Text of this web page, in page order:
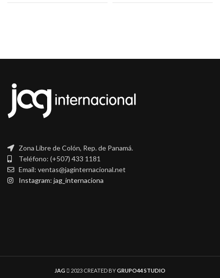
Zona Libre de Colón, Rep. de Panamá.
Teléfono: (+507) 433 1181
Email: ventas@jaginternacional.net
Instagram: jag_internaciona
JAG 2023 CREATED BYGRUPO44 STUDIO